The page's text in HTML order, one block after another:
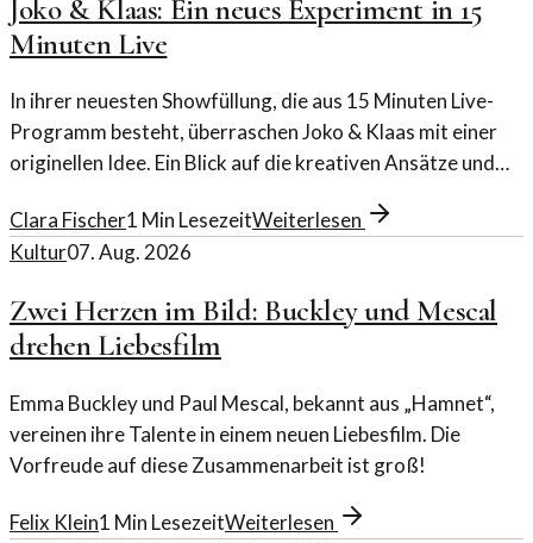
Joko & Klaas: Ein neues Experiment in 15
Minuten Live
In ihrer neuesten Showfüllung, die aus 15 Minuten Live-
Programm besteht, überraschen Joko & Klaas mit einer
originellen Idee. Ein Blick auf die kreativen Ansätze und
Clara Fischer1 Min LesezeitWeiterlesen
Kultur07. Aug. 2026
Zwei Herzen im Bild: Buckley und Mescal
drehen Liebesfilm
Emma Buckley und Paul Mescal, bekannt aus „Hamnet“,
vereinen ihre Talente in einem neuen Liebesfilm. Die
Vorfreude auf diese Zusammenarbeit ist groß!
Felix Klein1 Min LesezeitWeiterlesen